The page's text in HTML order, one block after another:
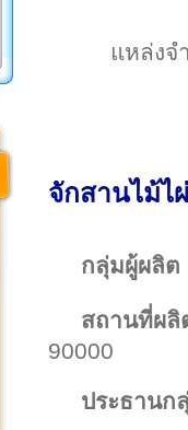
แหล่งจ
จักสานไม้ไ
กลุ่มผู้ผลิต
สถานที่ผลิ
90000
ประธานก